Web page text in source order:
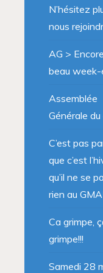
N’hésitez
nous
AG >
beau week-
Assemblée
Générale du
C’est pas
que c’est
qu’il ne se
rien au
Ca grimpe,
grimpe!!!
Samedi 28